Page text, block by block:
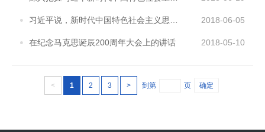
2018-06-05
在纪念马克思诞辰200周年大会上的讲话 2018-05-10
< 1 2 3 > 到第 页 确定